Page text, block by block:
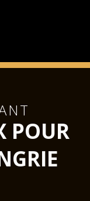
POUR